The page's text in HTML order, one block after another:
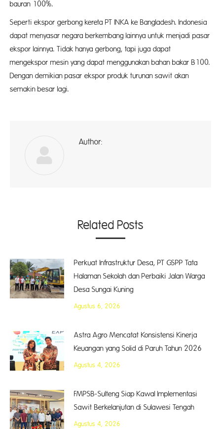
bauran 100%.
Seperti ekspor gerbong kereta PT INKA ke Bangladesh. Indonesia
dapat menyasar negara berkembang lainnya untuk menjadi pasar
ekspor lainnya. Tidak hanya gerbong, tapi juga dapat
mengekspor mesin yang dapat menggunakan bahan bakar B100.
Dengan demikian pasar ekspor produk turunan sawit akan
semakin besar lagi.
Author:
Related Posts
Perkuat Infrastruktur Desa, PT GSPP Tata
Halaman Sekolah dan Perbaiki Jalan Warga
Desa Sungai Kuning
Agustus 6, 2026
Astra Agro Mencatat Konsistensi Kinerja
Keuangan yang Solid di Paruh Tahun 2026
Agustus 4, 2026
FMPSB-Sulteng Siap Kawal Implementasi
Sawit Berkelanjutan di Sulawesi Tengah
Agustus 4, 2026